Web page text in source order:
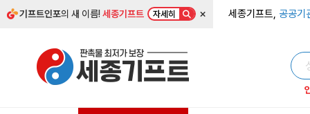
기프트인포의 새 이름!세종기프트 자세히 × 세종기프트, 공공기